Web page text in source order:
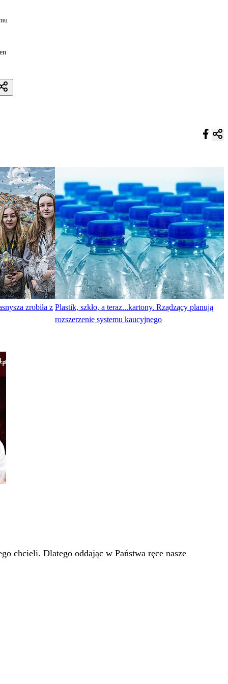
zrobiła z Plastik, szkło, a teraz...kartony. Rządzący planują
rozszerzenie systemu kaucyjnego
chcieli. Dlatego oddając w Państwa ręce nasze